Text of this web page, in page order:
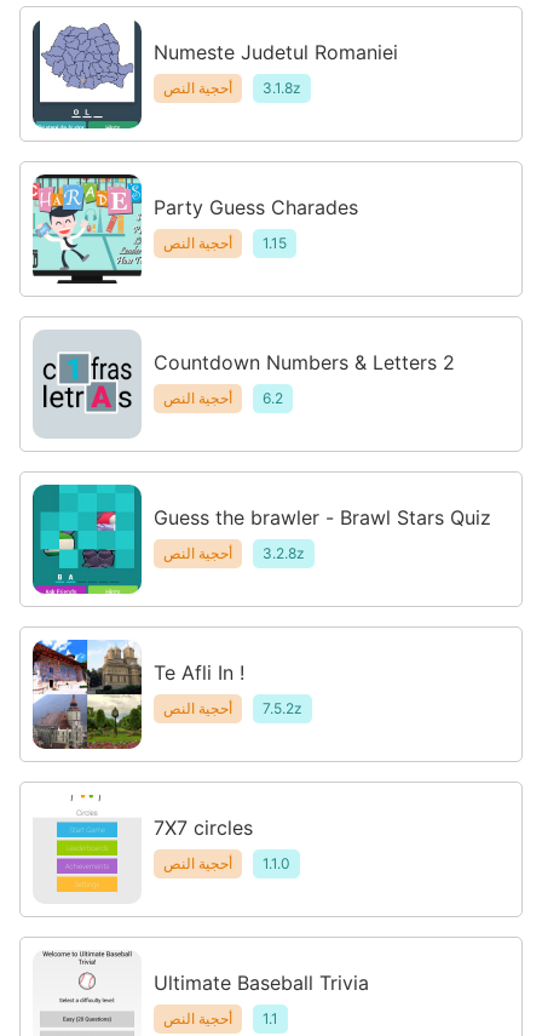
Numeste Judetul Romaniei
أحجية النص 3.1.8z
Party Guess Charades
أحجية النص 1.15
Countdown Numbers & Letters 2
أحجية النص 6.2
Guess the brawler - Brawl Stars Quiz
أحجية النص 3.2.8z
Te Afli In !
أحجية النص 7.5.2z
7X7 circles
أحجية النص 1.1.0
Ultimate Baseball Trivia
أحجية النص 1.1